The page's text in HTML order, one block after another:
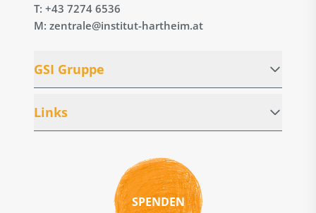
T: +43 7274 6536
M: zentrale@institut-hartheim.at
GSI Gruppe
Links
SPENDEN